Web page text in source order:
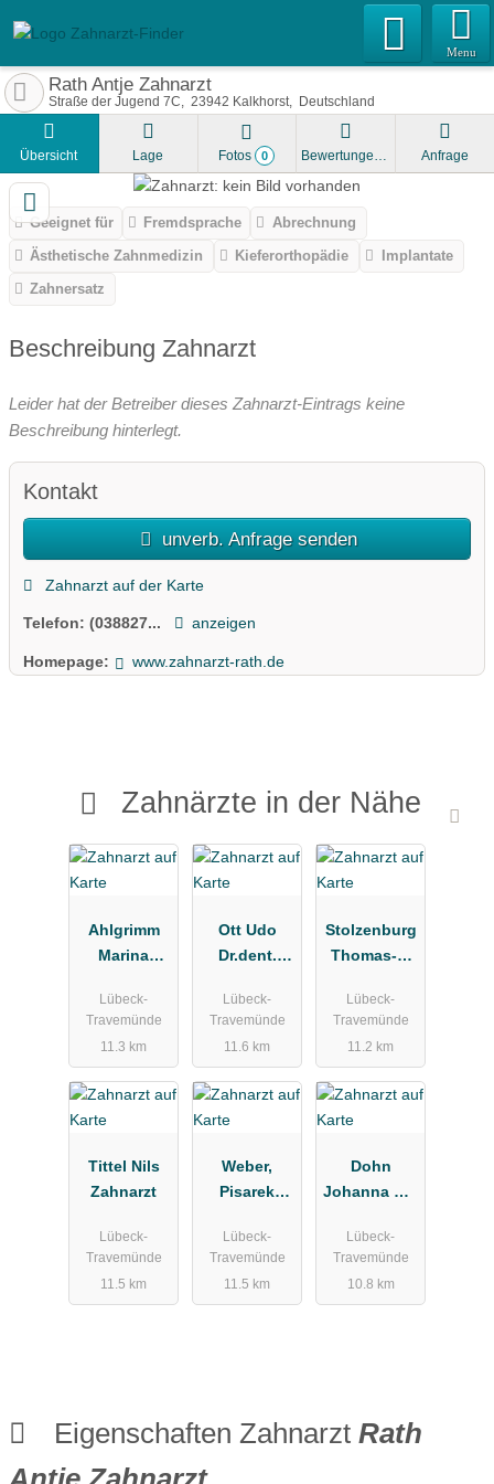
Menu
Rath Antje Zahnarzt
Straße der Jugend 7C 23942 Kalkhorst Deutschland
Übersicht Lage Fotos 0 Bewertungen Anfrage
Geeignet für Fremdsprache
Abrechnung
Ästhetische Zahnmedizin
Kieferorthopädie
Implantate
Zahnersatz
Beschreibung Zahnarzt
Leider hat der Betreiber dieses Zahnarzt-Eintrags keine
Beschreibung hinterlegt.
Kontakt
unverb. Anfrage senden
Zahnarzt auf der Karte
Telefon: (038827... anzeigen
Homepage: www.zahnarzt-rath.de
Zahnärzte in der Nähe
Ahlgrimm
Marina
xis
Lübeck-
Travemünde
11.3 km
Ott Udo
Dr.dent.
Lübeck-
Travemünde
11.6 km
Stolzenburg
Thomas-J.
Lübeck-
Travemünde
11.2 km
Tittel Nils
Zahnarzt
Lübeck-
Travemünde
11.5 km
Weber,
Pisarek
nt.
Lübeck-
Travemünde
11.5 km
Dohn
Johanna Dr.,
Lübeck-
Travemünde
10.8 km
Eigenschaften Zahnarzt Rath